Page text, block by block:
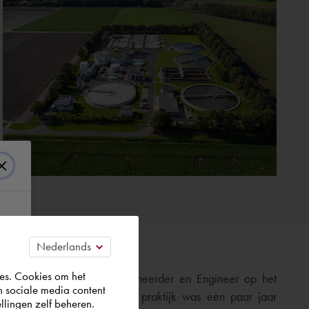
Bostan, Functioneel beheerder en Engineer op het
in Lelystad. ‘Maar de praktijk was een paar jaar
Cookies om het
sociale media content
zelf beheren.